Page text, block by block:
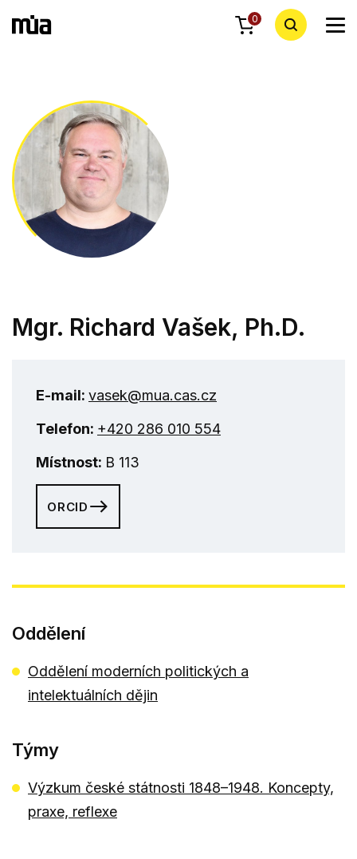
0
Mgr. Richard Vašek, Ph.D.
E-mail: vasek@mua.cas.cz
Telefon: +420 286 010 554
Místnost: B 113
ORCID
Oddělení
Oddělení moderních politických a
intelektuálních dějin
Týmy
Výzkum české státnosti 1848–1948. Koncepty,
praxe, reflexe